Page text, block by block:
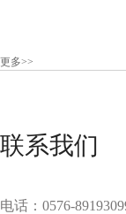
更多>>
联系我们
电话：0576-